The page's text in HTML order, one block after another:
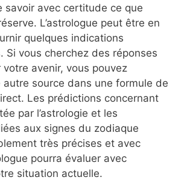
savoir avec certitude ce que
L’astrologue peut être en
quelques indications
Si vous cherchez des réponses
votre avenir, vous pouvez
autre source dans une formule de
Les prédictions concernant
par l’astrologie et les
aux signes du zodiaque
très précises et avec
pourra évaluer avec
situation actuelle.